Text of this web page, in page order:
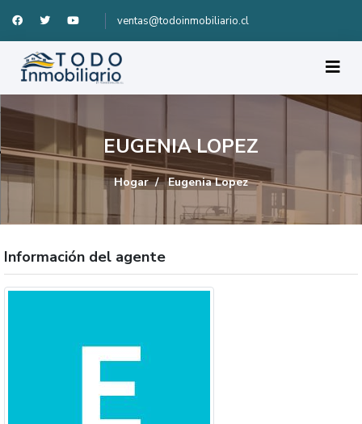
ventas@todoinmobiliario.cl
EUGENIA LOPEZ
Hogar Eugenia Lopez
Información del agente